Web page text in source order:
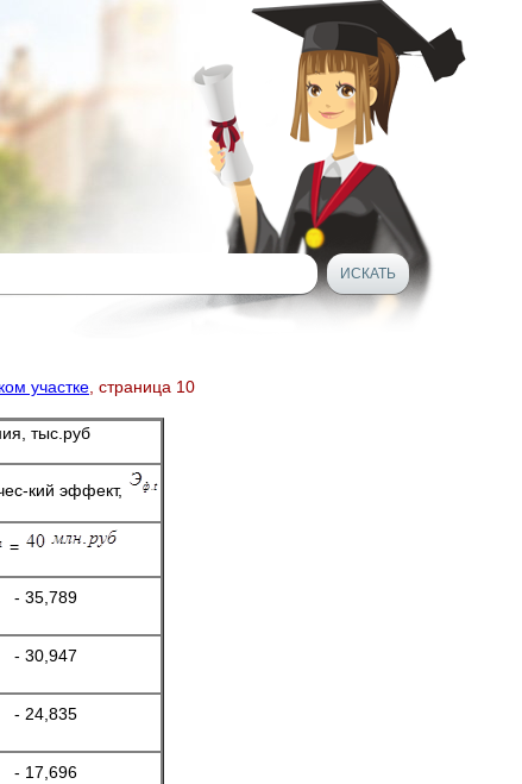
участке , страница 10
тыс.руб
кий эффект,
=
- 35,789
- 30,947
- 24,835
- 17,696